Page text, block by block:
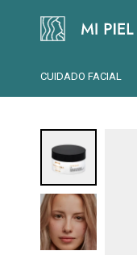
CUIDADO FACIAL